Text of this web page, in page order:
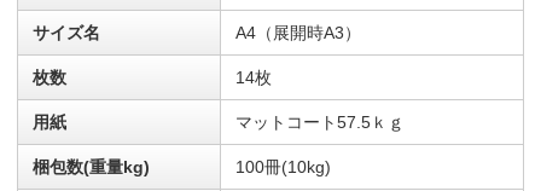
サイズ名 A4（展開時A3）
枚数 14枚
用紙 マットコート57.5ｋｇ
梱包数(重量kg) 100冊(10kg)